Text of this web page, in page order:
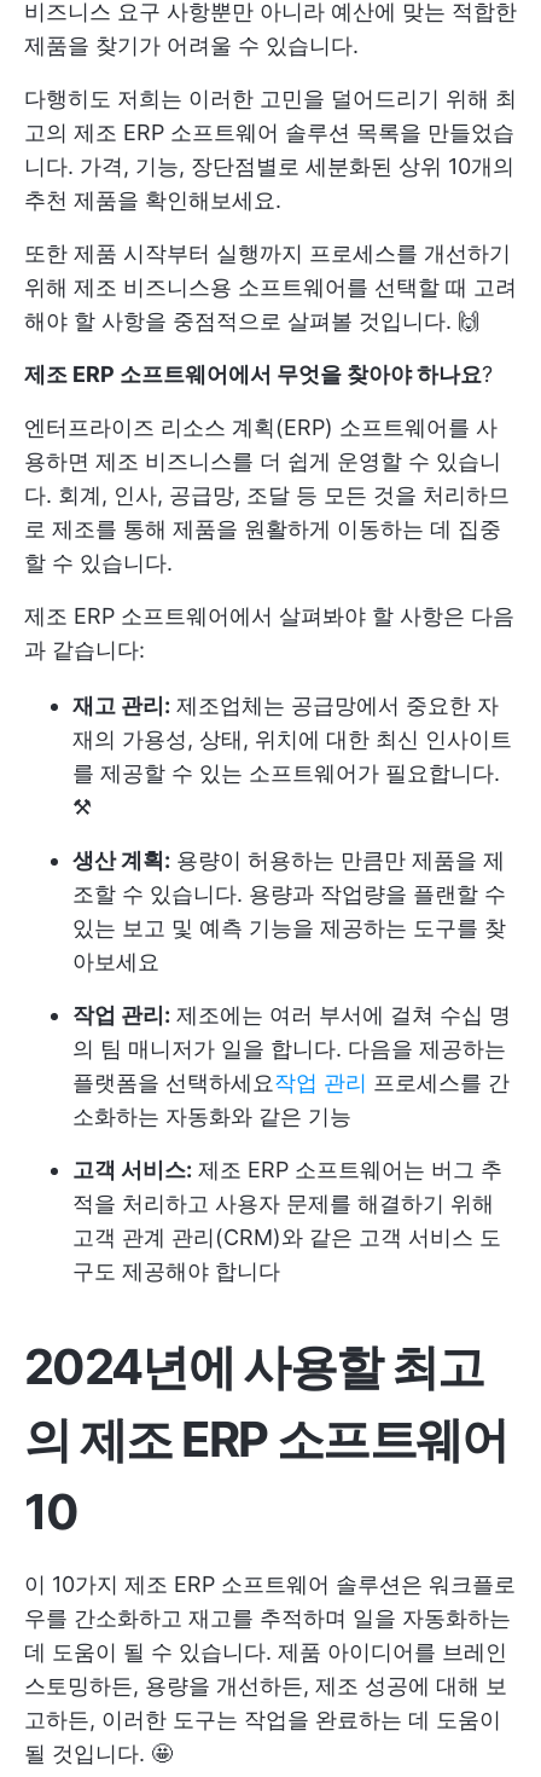
비즈니스 요구 사항뿐만 아니라 예산에 맞는 적합한
제품을 찾기가 어려울 수 있습니다.
다행히도 저희는 이러한 고민을 덜어드리기 위해 최
고의 제조 ERP 소프트웨어 솔루션 목록을 만들었습
니다. 가격, 기능, 장단점별로 세분화된 상위 10개의
추천 제품을 확인해보세요.
또한 제품 시작부터 실행까지 프로세스를 개선하기
위해 제조 비즈니스용 소프트웨어를 선택할 때 고려
해야 할 사항을 중점적으로 살펴볼 것입니다. 🙌
제조 ERP 소프트웨어에서 무엇을 찾아야 하나요?
엔터프라이즈 리소스 계획(ERP) 소프트웨어를 사
용하면 제조 비즈니스를 더 쉽게 운영할 수 있습니
다. 회계, 인사, 공급망, 조달 등 모든 것을 처리하므
로 제조를 통해 제품을 원활하게 이동하는 데 집중
할 수 있습니다.
제조 ERP 소프트웨어에서 살펴봐야 할 사항은 다음
과 같습니다:
재고 관리: 제조업체는 공급망에서 중요한 자
재의 가용성, 상태, 위치에 대한 최신 인사이트
를 제공할 수 있는 소프트웨어가 필요합니다.
⚒️
생산 계획: 용량이 허용하는 만큼만 제품을 제
조할 수 있습니다. 용량과 작업량을 플랜할 수
있는 보고 및 예측 기능을 제공하는 도구를 찾
아보세요
작업 관리: 제조에는 여러 부서에 걸쳐 수십 명
의 팀 매니저가 일을 합니다. 다음을 제공하는
플랫폼을 선택하세요작업 관리 프로세스를 간
소화하는 자동화와 같은 기능
고객 서비스: 제조 ERP 소프트웨어는 버그 추
적을 처리하고 사용자 문제를 해결하기 위해
고객 관계 관리(CRM)와 같은 고객 서비스 도
구도 제공해야 합니다
2024년에 사용할 최고
의 제조 ERP 소프트웨어
10
이 10가지 제조 ERP 소프트웨어 솔루션은 워크플로
우를 간소화하고 재고를 추적하며 일을 자동화하는
데 도움이 될 수 있습니다. 제품 아이디어를 브레인
스토밍하든, 용량을 개선하든, 제조 성공에 대해 보
고하든, 이러한 도구는 작업을 완료하는 데 도움이
될 것입니다. 🤩